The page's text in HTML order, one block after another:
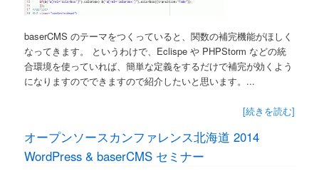
baserCMS のテーマをつくっていると、関数の補完機能がほしく
なってきます。 というわけで、Eclispe や PHPStorm などの統
合環境を使っていれば、簡単な定義をするだけで補完が効くよう
になりますのでできますので紹介したいと思います。...
[続きを読む]
オープンソースカンファレンス北海道 2014
WordPress & baserCMS セミナー